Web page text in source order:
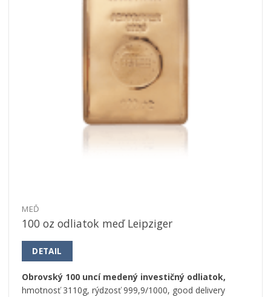
MEĎ
100 oz odliatok meď Leipziger
DETAIL
Obrovský 100 uncí medený investičný odliatok,
hmotnosť 3110g, rýdzosť 999,9/1000, good delivery